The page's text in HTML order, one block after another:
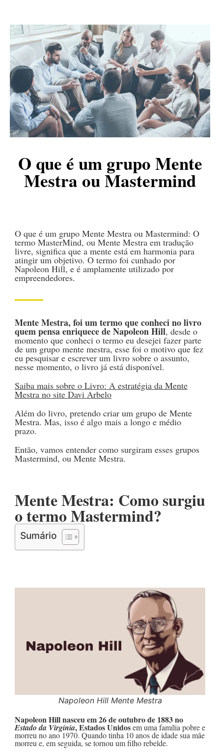
O que é um grupo Mente
Mestra ou Mastermind
O que é um grupo Mente Mestra ou Mastermind: O
termo MasterMind, ou Mente Mestra em tradução
livre, significa que a mente está em harmonia para
atingir um objetivo. O termo foi cunhado por
Napoleon Hill, e é amplamente utilizado por
empreendedores.
Mente Mestra, foi um termo que conheci nolivro
quem pensa enriquece de Napoleon Hill, desde o
momento que conheci o termo eu desejei fazer parte
de um grupo mente mestra, esse foi o motivo que fez
eu pesquisar e escrever um livro sobre o assunto,
nesse momento, o livro já está disponível.
Saiba mais sobre o Livro: A estratégia da Mente
Mestra no site Davi Arbelo
Além do livro, pretendo criar um grupo de Mente
Mestra. Mas, isso é algo mais a longo e médio
prazo.
Então, vamos entender como surgiram esses grupos
Mastermind, ou Mente Mestra.
Mente Mestra: Como surgiu
o termo Mastermind?
Sumário
Napoleon Hill Mente Mestra
Napoleon Hill nasceu em 26 de outubro de 1883 no
Estado da Virgínia, Estados Unidosem uma família pobre e
morreu no ano 1970. Quando tinha 10 anos de idade sua mãe
morreu e, em seguida, se tornou um filho rebelde.